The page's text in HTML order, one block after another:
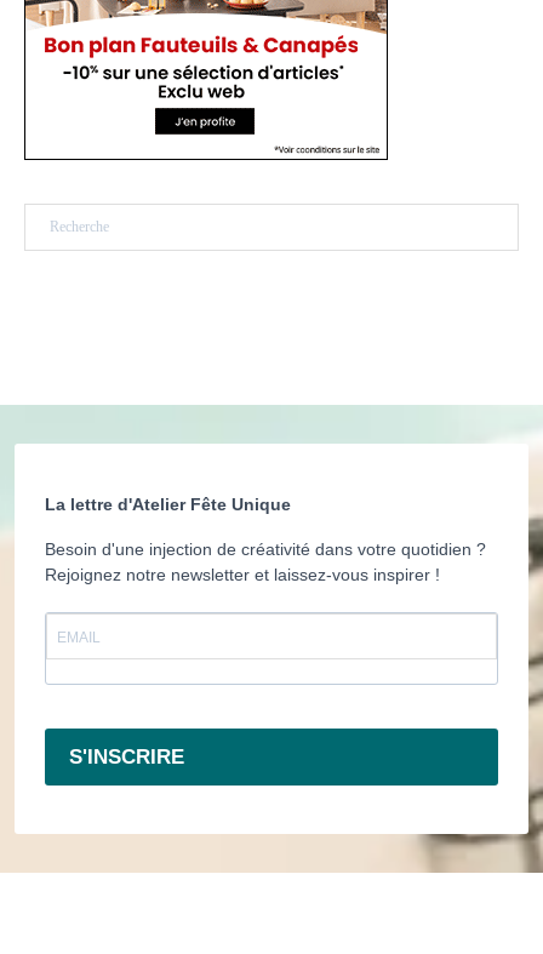
La lettre d'Atelier Fête Unique
Besoin d'une injection de créativité dans votre quotidien ?
Rejoignez notre newsletter et laissez-vous inspirer !
S'INSCRIRE